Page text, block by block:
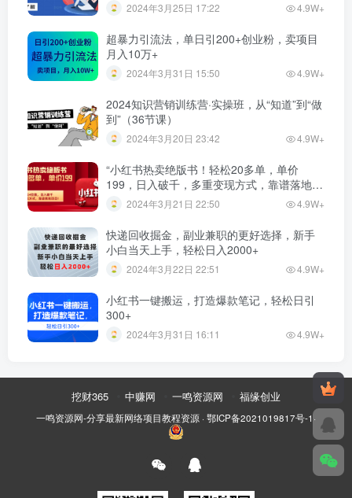
2024年3月25日 17:22 4.9W+
超暴力引流法，单日引200+创业粉，卖项目
月入10万+
2024年3月31日 15:50 4.9W+
2024知识营销训练营·实操班，从“知道”到“做
到”（36节课）
2024年3月20日 23:42 4.9W+
“小红书热卖绝版书！轻松20多单，单价
199，日入破千，多重变现方式，靠谱落地项
目！”2024年3月21日 22:50 4.9W+
快递回收掘金，副业兼职的更好选择，新手
小白当天上手，轻松日入2000+
2024年3月22日 22:51 4.9W+
小红书一键搬运，打造爆款笔记，轻松日引
300+
2024年3月31日 16:11 4.9W+
挖财365 中赚网 一鸣资源网 福缘创业
一鸣资源网-分享最新网络项目教程资源 · 鄂ICP备2021019817号-1 ·